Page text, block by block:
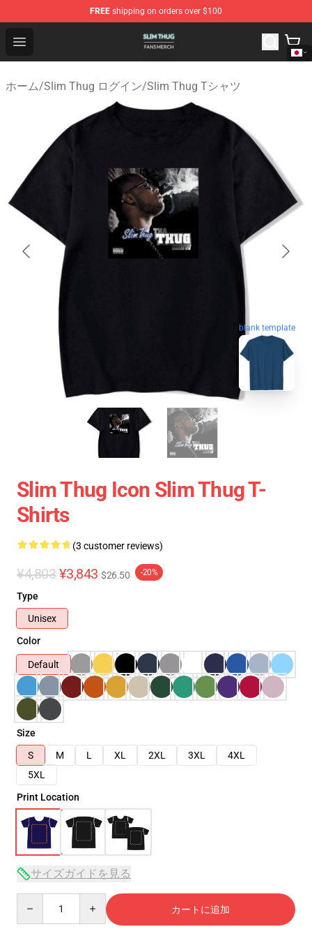
FREE shipping on orders over $100
Open menu
Slim Thug Shop - Official Slim Thug Merchandise Store
ホーム/Slim Thug ログイン/Slim Thug Tシャツ
blank template
Slim Thug Icon Slim Thug T-
Shirts
(3 customer reviews)
¥4,803 ¥3,843 $26.50 -20%
Type
Unisex
Color
Default
Size
S
M L XL 2XL 3XL
4XL
5XL
Print Location
サイズガイドを見る
カートに追加